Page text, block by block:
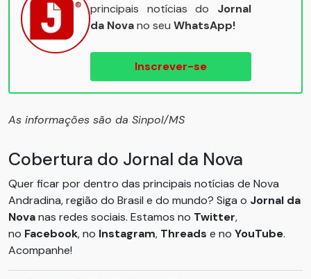
principais notícias do Jornal
da Novano seu WhatsApp!
Inscrever-se
As informações são da Sinpol/MS
Cobertura do Jornal da Nova
Quer ficar por dentro das principais notícias de Nova
Andradina, região do Brasil e do mundo? Siga o Jornal da
Novanas redes sociais. Estamos no Twitter,
no Facebook, no Instagram, Threads e no YouTube.
Acompanhe!